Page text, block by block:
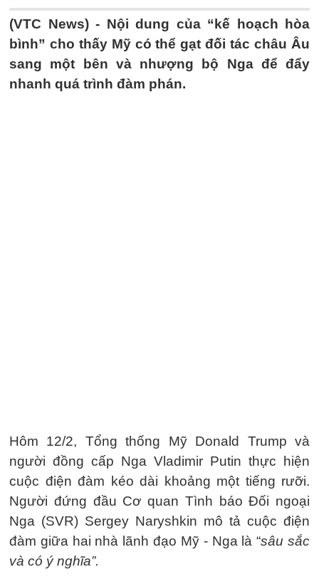
(VTC News) - Nội dung của “kế hoạch hòa
bình” cho thấy Mỹ có thể gạt đối tác châu Âu
sang một bên và nhượng bộ Nga để đẩy
nhanh quá trình đàm phán.
Hôm 12/2, Tổng thống Mỹ Donald Trump và
người đồng cấp Nga Vladimir Putin thực hiện
cuộc điện đàm kéo dài khoảng một tiếng rưỡi.
Người đứng đầu Cơ quan Tình báo Đối ngoại
Nga (SVR) Sergey Naryshkin mô tả cuộc điện
đàm giữa hai nhà lãnh đạo Mỹ - Nga là “sâu sắc
và có ý nghĩa”.